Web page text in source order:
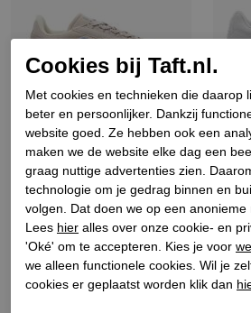
Lacoste
Heren sneakers grijs
€ 149,90 €
Cookies bij Taft.nl.
Met cookies en technieken die daarop
beter en persoonlijker. Dankzij
website goed. Ze hebben ook een
maken we de website elke dag een
graag nuttige advertenties zien.
technologie om je gedrag binnen en
volgen. Dat doen we op een
Lees hier alles over onze cookie- en
'Oké' om te accepteren. Kies je voor
we alleen functionele cookies. Wil je
cookies er geplaatst worden klik dan